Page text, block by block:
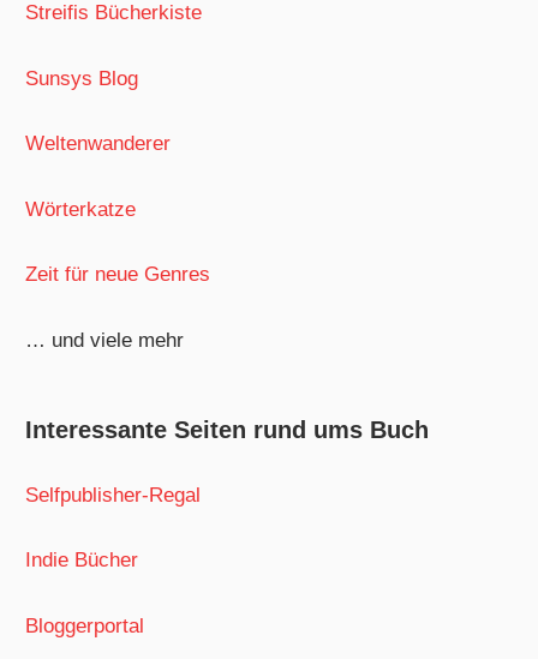
Streifis Bücherkiste
Sunsys Blog
Weltenwanderer
Wörterkatze
Zeit für neue Genres
… und viele mehr
Interessante Seiten rund ums Buch
Selfpublisher-Regal
Indie Bücher
Bloggerportal